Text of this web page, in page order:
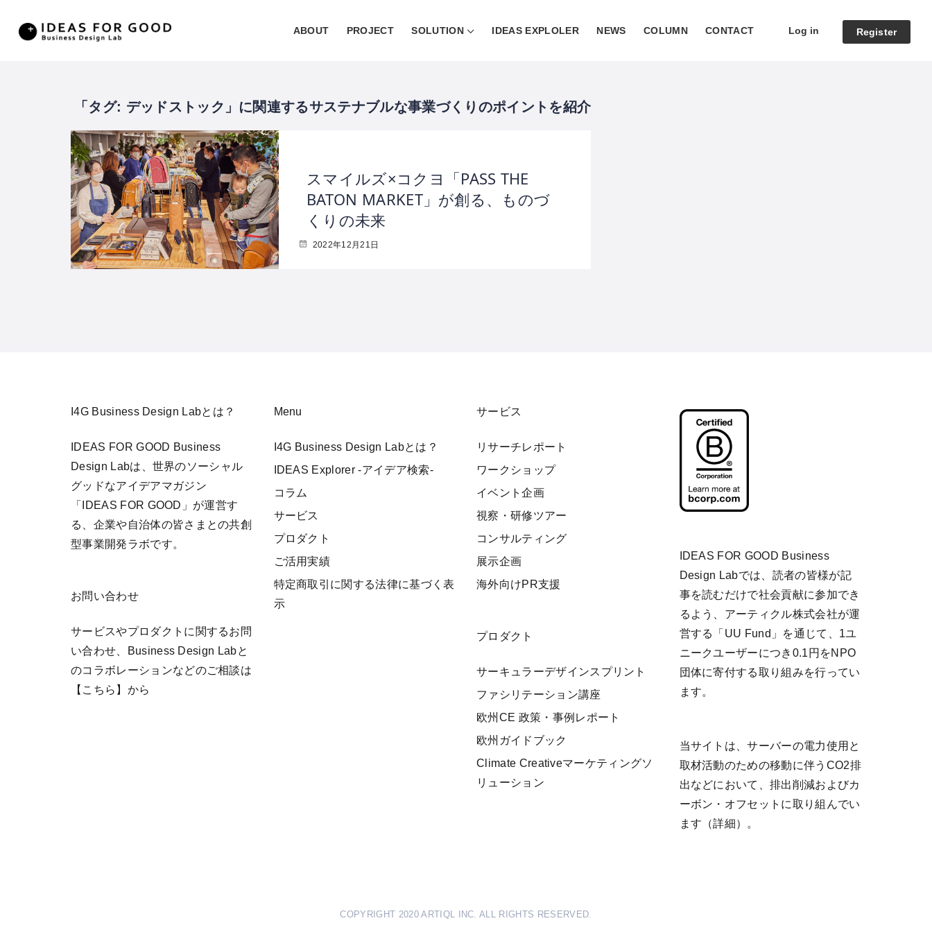
ABOUT PROJECT SOLUTION IDEAS EXPLOLER NEWS COLUMN CONTACT Log in Register
タグ: デッドストック
スマイルズ×コクヨ「PASS THE
BATON MARKET」が創る、ものづ
くりの未来
2022年12月21日
I4G Business Design Labとは？
IDEAS FOR GOOD Business
Design Labは、世界のソーシャル
グッドなアイデアマガジン
「IDEAS FOR GOOD」が運営す
る、企業や自治体の皆さまとの共創
型事業開発ラボです。
お問い合わせ
サービスやプロダクトに関するお問
い合わせ、Business Design Labと
のコラボレーションなどのご相談は
【こちら】 から
Menu
I4G Business Design Labとは？
IDEAS Explorer -アイデア検索-
コラム
サービス
プロダクト
ご活用実績
特定商取引に関する法律に基づく表
示
サービス
リサーチレポート
ワークショップ
イベント企画
視察・研修ツアー
コンサルティング
展示企画
海外向けPR支援
プロダクト
サーキュラーデザインスプリント
ファシリテーション講座
欧州CE 政策・事例レポート
欧州ガイドブック
Climate Creativeマーケティングソ
リューション
IDEAS FOR GOOD Business
Design Labでは、読者の皆様が記
事を読むだけで社会貢献に参加でき
るよう、アーティクル株式会社が運
営する「 UU Fund 」を通じて、1ユ
ニークユーザーにつき0.1円をNPO
団体に寄付する取り組みを行ってい
ます。
当サイトは、サーバーの電力使用と
取材活動のための移動に伴うCO2排
出などにおいて、排出削減およびカ
ーボン・オフセットに取り組んでい
ます（詳細）。
COPYRIGHT 2020 ARTIQL INC. ALL RIGHTS RESERVED.